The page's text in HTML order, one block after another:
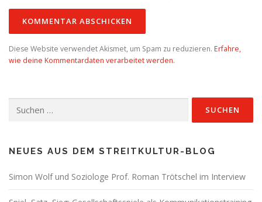
Diese Website verwendet Akismet, um Spam zu reduzieren. Erfahre,
wie deine Kommentardaten verarbeitet werden.
nach:
NEUES AUS DEM STREITKULTUR-BLOG
Simon Wolf und Soziologe Prof. Roman Trötschel im Interview